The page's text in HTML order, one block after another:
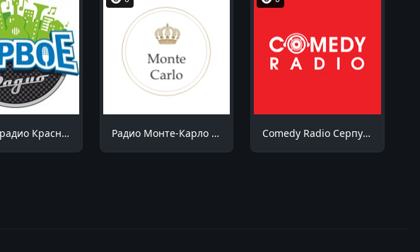
Первое радио Краснодар 102.7 FM Радио Монте-Карло Геленджик 88.4 FM Comedy Radio Серпухов 99.0 FM